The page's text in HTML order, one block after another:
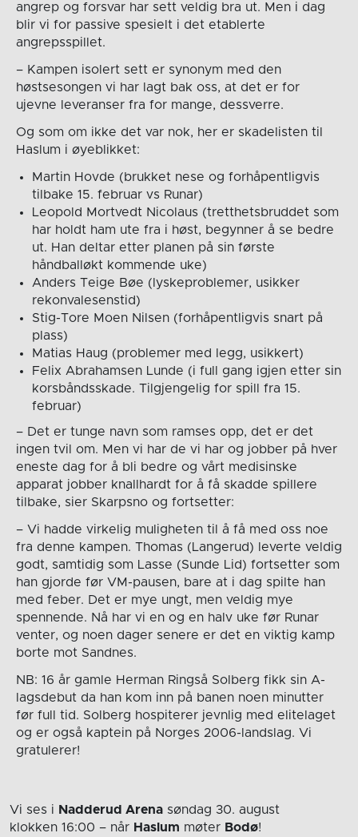
angrep og forsvar har sett veldig bra ut. Men i dag
blir vi for passive spesielt i det etablerte
angrepsspillet.
– Kampen isolert sett er synonym med den
høstsesongen vi har lagt bak oss, at det er for
ujevne leveranser fra for mange, dessverre.
Og som om ikke det var nok, her er skadelisten til
Haslum i øyeblikket:
Martin Hovde (brukket nese og forhåpentligvis
tilbake 15. februar vs Runar)
Leopold Mortvedt Nicolaus (tretthetsbruddet som
har holdt ham ute fra i høst, begynner å se bedre
ut. Han deltar etter planen på sin første
håndballøkt kommende uke)
Anders Teige Bøe (lyskeproblemer, usikker
rekonvalesenstid)
Stig-Tore Moen Nilsen (forhåpentligvis snart på
plass)
Matias Haug (problemer med legg, usikkert)
Felix Abrahamsen Lunde (i full gang igjen etter sin
korsbåndsskade. Tilgjengelig for spill fra 15.
februar)
– Det er tunge navn som ramses opp, det er det
ingen tvil om. Men vi har de vi har og jobber på hver
eneste dag for å bli bedre og vårt medisinske
apparat jobber knallhardt for å få skadde spillere
tilbake, sier Skarpsno og fortsetter:
– Vi hadde virkelig muligheten til å få med oss noe
fra denne kampen. Thomas (Langerud) leverte veldig
godt, samtidig som Lasse (Sunde Lid) fortsetter som
han gjorde før VM-pausen, bare at i dag spilte han
med feber. Det er mye ungt, men veldig mye
spennende. Nå har vi en og en halv uke før Runar
venter, og noen dager senere er det en viktig kamp
borte mot Sandnes.
NB: 16 år gamle Herman Ringså Solberg fikk sin A-
lagsdebut da han kom inn på banen noen minutter
før full tid. Solberg hospiterer jevnlig med elitelaget
og er også kaptein på Norges 2006-landslag. Vi
gratulerer!
Vi ses i Nadderud Arena søndag 30. august
klokken 16:00 – når Haslum møter Bodø!